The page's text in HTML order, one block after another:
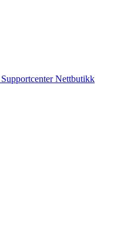
SupportcenterNettbutikk